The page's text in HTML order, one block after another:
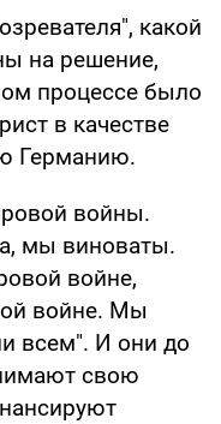
какой
на решение,
процессе было
в качестве
Германию.
войны.
мы виноваты.
войне,
войне. Мы
всем". И они до
свою